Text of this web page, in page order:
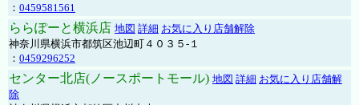
： 0459581561
ららぽーと横浜店 地図 詳細 お気に入り店舗解除
神奈川県横浜市都筑区池辺町４０３５-１
： 0459296252
センター北店(ノースポートモール) 地図 詳細 お気に入り店舗解
除